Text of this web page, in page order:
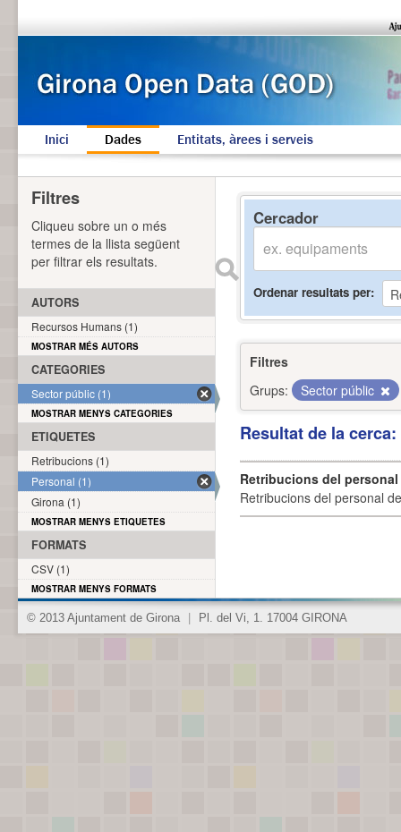
Inici Dades Entitats, àrees i serveis
Cercador
Ordenar resultats per
Filtres
Grups:
Sector públic
Resultat de la
Retribucions del
Retribucions del personal
Filtres
Cliqueu sobre un o més
termes de la llista següent
per filtrar els resultats.
AUTORS
Recursos Humans (1)
MOSTRAR MÉS AUTORS
CATEGORIES
Sector públic (1)
MOSTRAR MENYS CATEGORIES
ETIQUETES
Retribucions (1)
Personal (1)
Girona (1)
MOSTRAR MENYS ETIQUETES
FORMATS
CSV (1)
MOSTRAR MENYS FORMATS
© 2013 Ajuntament de Girona Pl. del Vi, 1. 17004 GIRONA